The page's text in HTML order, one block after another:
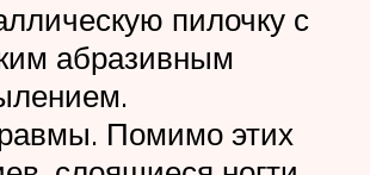
пилочку с
абразивным
Помимо этих